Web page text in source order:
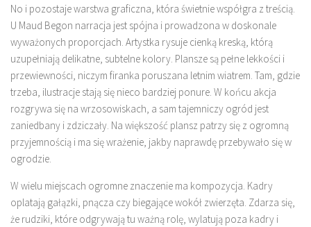
No i pozostaje warstwa graficzna, która świetnie współgra z treścią.
U Maud Begon narracja jest spójna i prowadzona w doskonale
wyważonych proporcjach. Artystka rysuje cienką kreską, którą
uzupełniają delikatne, subtelne kolory. Plansze są pełne lekkości i
przewiewności, niczym firanka poruszana letnim wiatrem. Tam, gdzie
trzeba, ilustracje stają się nieco bardziej ponure. W końcu akcja
rozgrywa się na wrzosowiskach, a sam tajemniczy ogród jest
zaniedbany i zdziczały. Na większość plansz patrzy się z ogromną
przyjemnością i ma się wrażenie, jakby naprawdę przebywało się w
ogrodzie.
W wielu miejscach ogromne znaczenie ma kompozycja. Kadry
oplatają gałązki, pnącza czy biegające wokół zwierzęta. Zdarza się,
że rudziki, które odgrywają tu ważną rolę, wylatują poza kadry i